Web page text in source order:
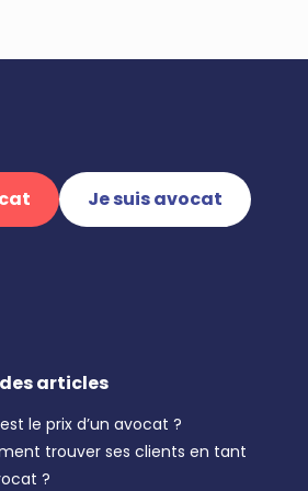
Je suis avocat
articles
le prix d’un avocat ?
trouver ses clients en tant
?